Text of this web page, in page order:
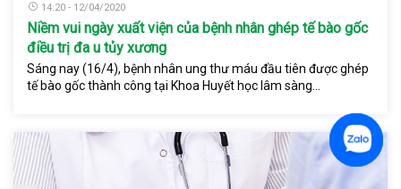
14:20 - 12/04/2020
Niềm vui ngày xuất viện của bệnh nhân ghép tế bào gốc
điều trị đa u tủy xương
Sáng nay (16/4), bệnh nhân ung thư máu đầu tiên được ghép
tế bào gốc thành công tại Khoa Huyết học lâm sàng...